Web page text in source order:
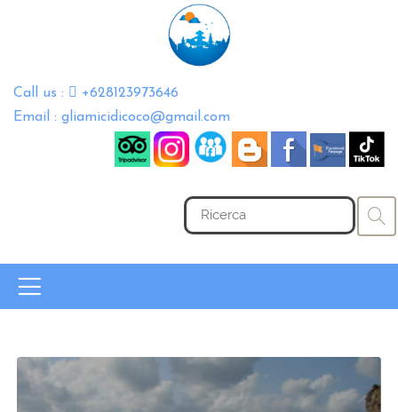
Call us :
+628123973646
Email : gliamicidicoco@gmail.com